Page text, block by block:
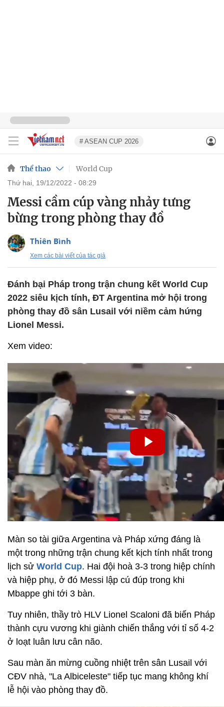
# ASEAN CUP 2026
Thể thao World Cup
thứ hai, 19/12/2022 - 08:29
Messi cầm cúp vàng nhảy tưng
bừng trong phòng thay đồ
Thiên Bình
Xem các bài viết của tác giả
Đánh bại Pháp trong trận chung kết World Cup
2022 siêu kịch tính, ĐT Argentina mở hội trong
phòng thay đồ sân Lusail với niềm cảm hứng
Lionel Messi.
Xem video:
Màn so tài giữa Argentina và Pháp xứng đáng là
một trong những trận chung kết kịch tính nhất trong
lịch sử World Cup. Hai đội hoà 3-3 trong hiệp chính
và hiệp phụ, ở đó Messi lập cú đúp trong khi
Mbappe ghi tới 3 bàn.
Tuy nhiên, thầy trò HLV Lionel Scaloni đã biến Pháp
thành cựu vương khi giành chiến thắng với tỉ số 4-2
ở loạt luân lưu cân não.
Sau màn ăn mừng cuồng nhiệt trên sân Lusail với
CĐV nhà, "La Albiceleste" tiếp tục mang không khí
lễ hội vào phòng thay đồ.